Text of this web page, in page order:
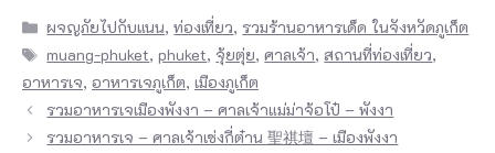
Categories
ผจญภัยไปกับแนน,ท่องเที่ยว, รวมร้านอาหารเด็ด ในจังหวัดภูเก็ต
Tags
muang-phuket,phuket, จุ้ยตุ่ย,ศาลเจ้า,สถานที่ท่องเที่ยว,
อาหารเจ, อาหารเจภูเก็ต, เมืองภูเก็ต
รวมอาหารเจเมืองพังงา – ศาลเจ้าแม่ม่าจ้อโป๋ – พังงา
รวมอาหารเจ – ศาลเจ้าเซ่งกี่ต๋าน 聖祺壇 – เมืองพังงา